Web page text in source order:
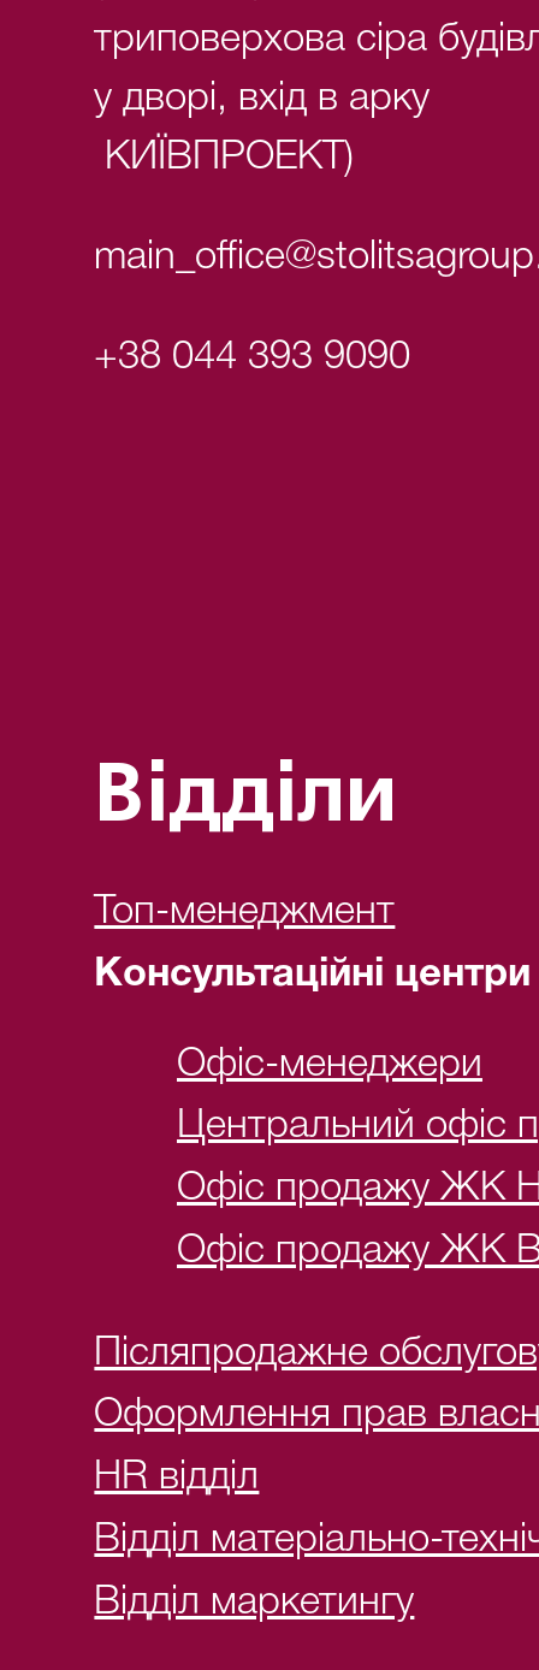
триповерхова сіра
у дворі, вхід в арку
КИЇВПРОЕКТ)
+38 044 393 9090
Відділи
Топ-менеджмент
Консультаційні центри
Офіс-менеджери
Центральний офіс
Офіс продажу ЖК
Офіс продажу ЖК
Післяпродажне
Оформлення прав
HR відділ
Відділ матеріально-
Відділ маркетингу